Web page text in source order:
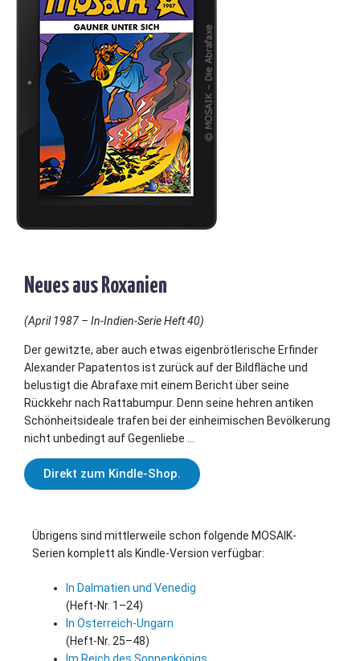
Neues aus Roxanien
(April 1987 – In-Indien-Serie Heft 40)
Der gewitzte, aber auch etwas eigenbrötlerische Erfinder
Alexander Papatentos ist zurück auf der Bildfläche und
belustigt die Abrafaxe mit einem Bericht über seine
Rückkehr nach Rattabumpur. Denn seine hehren antiken
Schönheitsideale trafen bei der einheimischen Bevölkerung
nicht unbedingt auf Gegenliebe …
Direkt zum Kindle-Shop.
Übrigens sind mittlerweile schon folgende MOSAIK-
Serien komplett als Kindle-Version verfügbar:
In Dalmatien und Venedig
(Heft-Nr. 1–24)
In Österreich-Ungarn
(Heft-Nr. 25–48)